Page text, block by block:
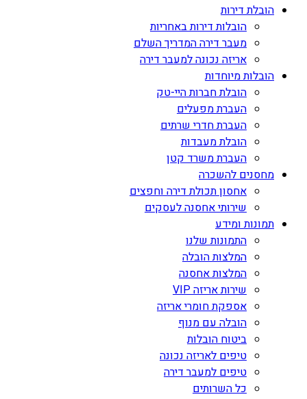
הובלת דירות
הובלות דירות באחריות
מעבר דירה המדריך השלם
אריזה נכונה למעבר דירה
הובלות מיוחדות
הובלת חברות היי-טק
העברת מפעלים
העברת חדרי שרתים
הובלת מעבדות
העברת משרד קטן
מחסנים להשכרה
אחסון תכולת דירה וחפצים
שירותי אחסנה לעסקים
תמונות ומידע
התמונות שלנו
המלצות הובלה
המלצות אחסנה
שירות אריזה VIP
אספקת חומרי אריזה
הובלה עם מנוף
ביטוח הובלות
טיפים לאריזה נכונה
טיפים למעבר דירה
כל השרותים